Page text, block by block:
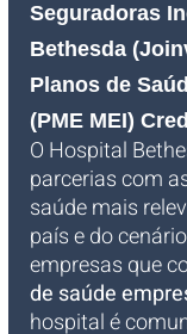
Seguradoras
Bethesda
Planos de
(PME MEI)
O Hospital
parcerias com
saúde mais
país e do
empresas que
de saúde
hospital é